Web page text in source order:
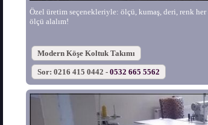
Özel üretim seçenekleriyle: ölçü, kumaş, deri, renk
ölçü alalım!
Modern Köşe Koltuk Takımı
Sor: 0216 415 0442 -0532 665 5562